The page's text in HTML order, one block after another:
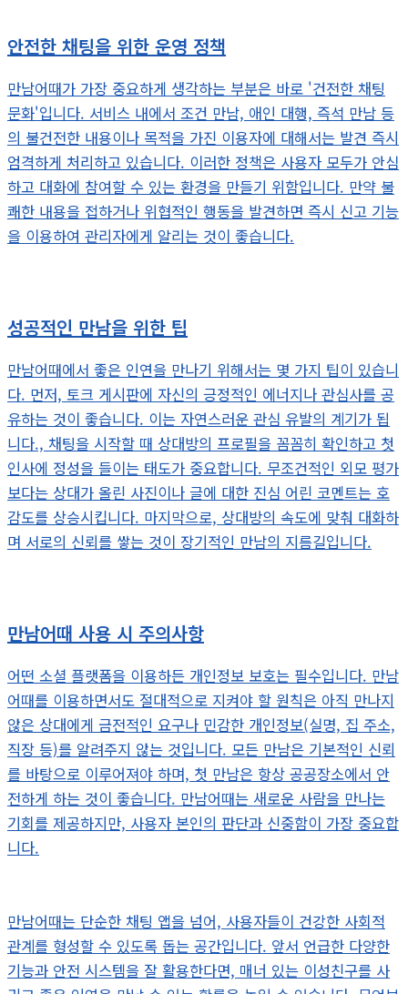
안전한 채팅을 위한 운영 정책
만남어때가 가장 중요하게 생각하는 부분은 바로 '건전한 채팅
문화'입니다. 서비스 내에서 조건 만남, 애인 대행, 즉석 만남 등
의 불건전한 내용이나 목적을 가진 이용자에 대해서는 발견 즉시
엄격하게 처리하고 있습니다. 이러한 정책은 사용자 모두가 안심
하고 대화에 참여할 수 있는 환경을 만들기 위함입니다. 만약 불
쾌한 내용을 접하거나 위협적인 행동을 발견하면 즉시 신고 기능
을 이용하여 관리자에게 알리는 것이 좋습니다.
성공적인 만남을 위한 팁
만남어때에서 좋은 인연을 만나기 위해서는 몇 가지 팁이 있습니
다. 먼저, 토크 게시판에 자신의 긍정적인 에너지나 관심사를 공
유하는 것이 좋습니다. 이는 자연스러운 관심 유발의 계기가 됩
니다., 채팅을 시작할 때 상대방의 프로필을 꼼꼼히 확인하고 첫
인사에 정성을 들이는 태도가 중요합니다. 무조건적인 외모 평가
보다는 상대가 올린 사진이나 글에 대한 진심 어린 코멘트는 호
감도를 상승시킵니다. 마지막으로, 상대방의 속도에 맞춰 대화하
며 서로의 신뢰를 쌓는 것이 장기적인 만남의 지름길입니다.
만남어때 사용 시 주의사항
어떤 소셜 플랫폼을 이용하든 개인정보 보호는 필수입니다. 만남
어때를 이용하면서도 절대적으로 지켜야 할 원칙은 아직 만나지
않은 상대에게 금전적인 요구나 민감한 개인정보(실명, 집 주소,
직장 등)를 알려주지 않는 것입니다. 모든 만남은 기본적인 신뢰
를 바탕으로 이루어져야 하며, 첫 만남은 항상 공공장소에서 안
전하게 하는 것이 좋습니다. 만남어때는 새로운 사람을 만나는
기회를 제공하지만, 사용자 본인의 판단과 신중함이 가장 중요합
니다.
만남어때는 단순한 채팅 앱을 넘어, 사용자들이 건강한 사회적
관계를 형성할 수 있도록 돕는 공간입니다. 앞서 언급한 다양한
기능과 안전 시스템을 잘 활용한다면, 매너 있는 이성친구를 사